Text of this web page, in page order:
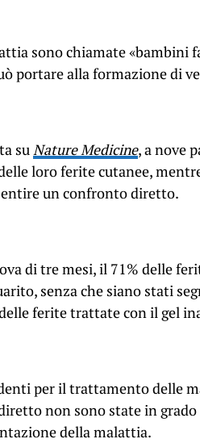
sono chiamate «bambini
portare alla formazione di
suNature Medicine, a nove
loro ferite cutanee,
un confronto diretto.
di tre mesi, il 71% delle
senza che siano stati
ferite trattate con il gel
per il trattamento delle
non sono state in
della malattia.